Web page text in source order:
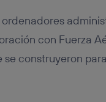
con Fuerza
se construyeron